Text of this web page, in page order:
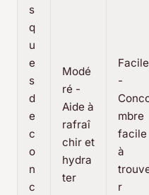
s
q
u
e
s
d
e
c
o
n
c
Modé
ré -
Aide à
rafraî
chir et
hydra
ter
Facile
-
mbre
facile
à
r